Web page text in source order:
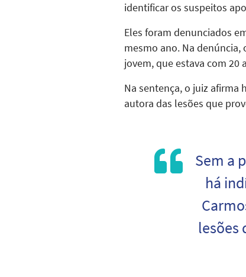
identificar os suspeitos
Eles foram denunciados
mesmo ano. Na denúncia,
jovem, que estava com 20
Na sentença, o juiz afirma
autora das lesões que
Sem a
há
lesões